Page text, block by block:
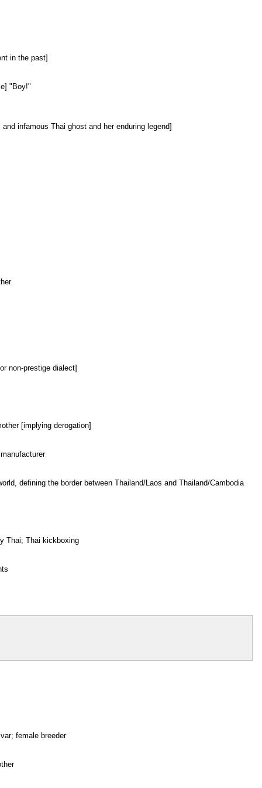
in the past]
"Boy!"
infamous Thai ghost and her enduring legend]
non-prestige dialect]
[implying derogation]
defining the border between Thailand/Laos and Thailand/Cambodia
Thai; Thai kickboxing
female breeder